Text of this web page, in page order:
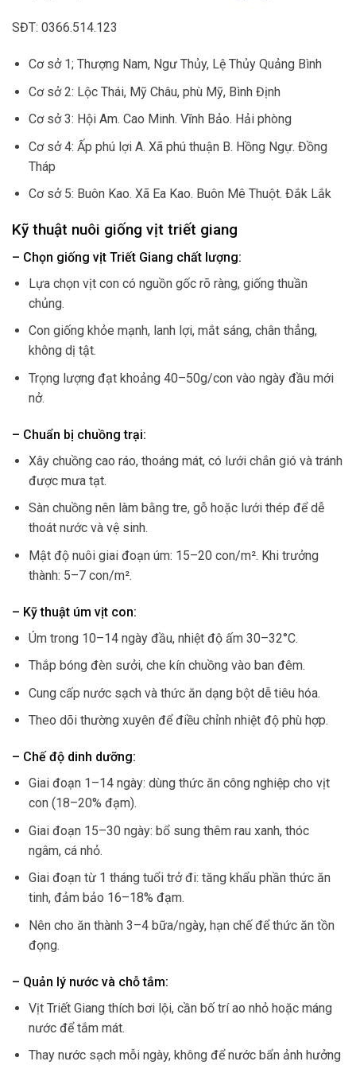
SĐT: 0366.514.123
Cơ sở 1; Thượng Nam, Ngư Thủy, Lệ Thủy Quảng Bình
Cơ sở 2: Lộc Thái, Mỹ Châu, phù Mỹ, Bình Định
Cơ sở 3: Hội Am. Cao Minh. Vĩnh Bảo. Hải phòng
Cơ sở 4: Ấp phú lợi A. Xã phú thuận B. Hồng Ngự. Đồng
Tháp
Cơ sở 5: Buôn Kao. Xã Ea Kao. Buôn Mê Thuột. Đắk Lắk
Kỹ thuật nuôi giống vịt triết giang
– Chọn giống vịt Triết Giang chất lượng:
Lựa chọn vịt con có nguồn gốc rõ ràng, giống thuần
chủng.
Con giống khỏe mạnh, lanh lợi, mắt sáng, chân thẳng,
không dị tật.
Trọng lượng đạt khoảng 40–50g/con vào ngày đầu mới
nở.
– Chuẩn bị chuồng trại:
Xây chuồng cao ráo, thoáng mát, có lưới chắn gió và tránh
được mưa tạt.
Sàn chuồng nên làm bằng tre, gỗ hoặc lưới thép để dễ
thoát nước và vệ sinh.
Mật độ nuôi giai đoạn úm: 15–20 con/m². Khi trưởng
thành: 5–7 con/m².
– Kỹ thuật úm vịt con:
Úm trong 10–14 ngày đầu, nhiệt độ ấm 30–32°C.
Thắp bóng đèn sưởi, che kín chuồng vào ban đêm.
Cung cấp nước sạch và thức ăn dạng bột dễ tiêu hóa.
Theo dõi thường xuyên để điều chỉnh nhiệt độ phù hợp.
– Chế độ dinh dưỡng:
Giai đoạn 1–14 ngày: dùng thức ăn công nghiệp cho vịt
con (18–20% đạm).
Giai đoạn 15–30 ngày: bổ sung thêm rau xanh, thóc
ngâm, cá nhỏ.
Giai đoạn từ 1 tháng tuổi trở đi: tăng khẩu phần thức ăn
tinh, đảm bảo 16–18% đạm.
Nên cho ăn thành 3–4 bữa/ngày, hạn chế để thức ăn tồn
đọng.
– Quản lý nước và chỗ tắm:
Vịt Triết Giang thích bơi lội, cần bố trí ao nhỏ hoặc máng
nước để tắm mát.
Thay nước sạch mỗi ngày, không để nước bẩn ảnh hưởng